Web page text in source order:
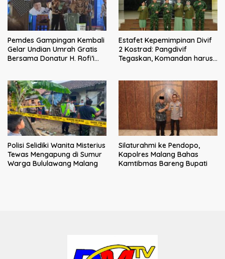
Pemdes Gampingan Kembali
Gelar Undian Umrah Gratis
Bersama Donatur H. Rofi’i
Estafet Kepemimpinan Divif
2 Kostrad: Pangdivif
Tegaskan, Komandan harus
Polisi Selidiki Wanita Misterius
Tewas Mengapung di Sumur
Warga Bululawang Malang
Silaturahmi ke Pendopo,
Kapolres Malang Bahas
Kamtibmas Bareng Bupati